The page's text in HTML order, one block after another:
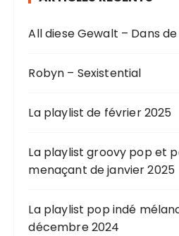
All diese Gewalt – Dans
Robyn – Sexistential
La playlist de février 2025
La playlist groovy pop et
menaçant de janvier 2025
La playlist pop indé
décembre 2024